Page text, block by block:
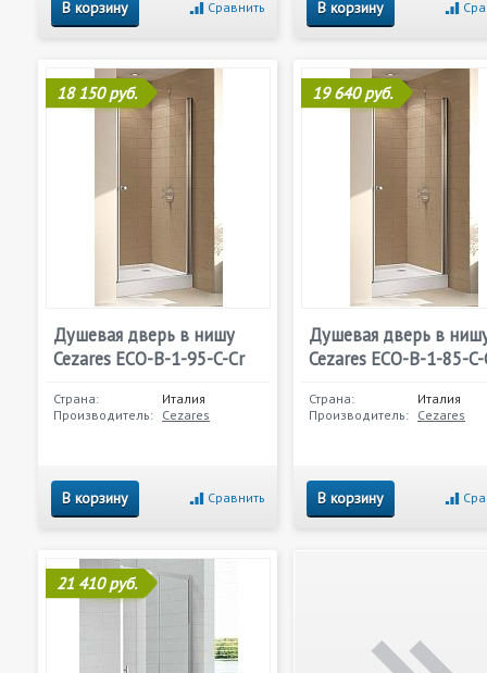
В корзину Сравнить В корзину
18 150 руб.
Душевая дверь в нишу
Cezares ECO-B-1-95-C-Cr
Страна:
Италия
Производитель: Cezares
В корзину Сравнить
19 640 руб.
Душевая дверь в
Cezares ECO-B-1-85-
Страна:
Италия
Производитель: Cezares
В корзину
21 410 руб.